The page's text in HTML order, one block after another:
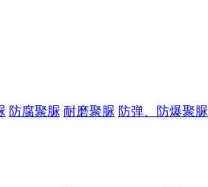
防腐聚脲 耐磨聚脲 防弹、防爆聚脲